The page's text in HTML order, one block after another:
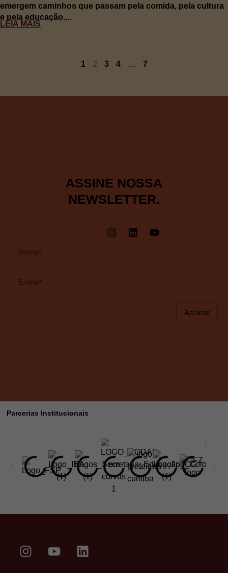
emergem caminhos que passam pela comida, pela cultura
e pela educação....
LEIA MAIS
1 2 3 4 … 7
ASSINE NOSSA
NEWSLETTER.
Assinar
Parcerias Institucionais